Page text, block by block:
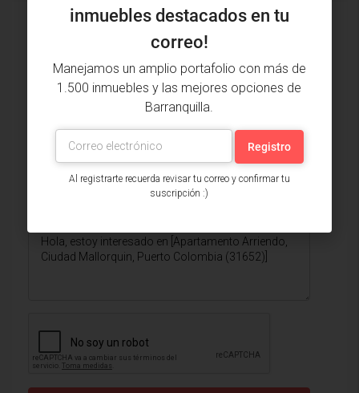
Ver listados
inmuebles destacados en tu
correo!
Manejamos un amplio portafolio con más de
1.500 inmuebles y las mejores opciones de
Barranquilla.
Al registrarte recuerda revisar tu correo y confirmar tu
suscripción :)